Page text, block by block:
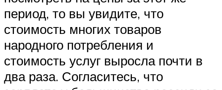
период, то вы увидите, что
стоимость многих товаров
народного потребления и
стоимость услуг выросла почти в
два раза. Согласитесь, что